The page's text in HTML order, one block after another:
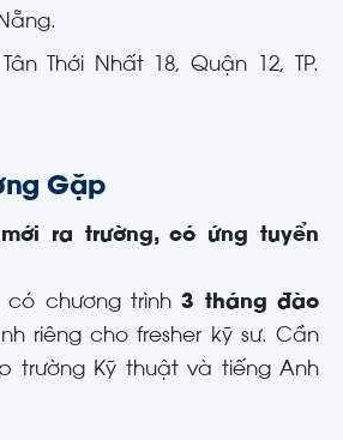
Thới Nhất 18, Quận 12, TP.
Gặp
ra trường, có ứng tuyển
có chương trình3 tháng đào
riêng cho fresher kỹ sư. Cần
trường Kỹ thuật và tiếng Anh